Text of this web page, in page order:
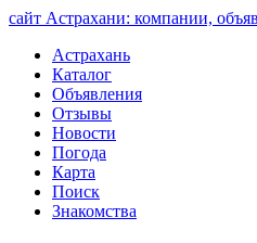
сайт Астрахани: компании,
Астрахань
Каталог
Объявления
Отзывы
Новости
Погода
Карта
Поиск
Знакомства